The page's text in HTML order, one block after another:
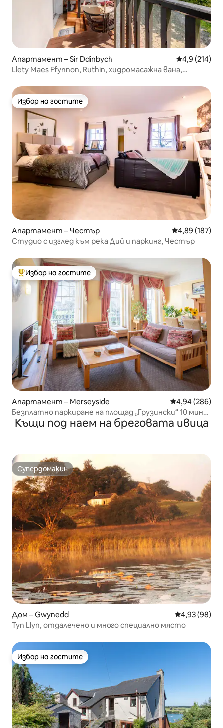
Апартамент – Sir Ddinbych Средна
4,9 (214)
Llety Maes Ffynnon, Ruthin, хидромасажна вана,
Избор на гостите
Избор на гостите
Апартамент – Честър Средна
4,89 (187)
Студио с изглед към река Дий и паркинг, Честър
Най-популярен избор на гостите
Избор на гостите
Апартамент – Merseyside Средна
4,94 (286)
Безплатно паркиране на площад „Грузински“ 10 мин
до CC
Къщи под наем на бреговата ивица
Супердомакин
Супердомакин
Дом – Gwynedd Средна
4,93 (98)
Tyn Llyn, отдалечено и много специално място
Избор на гостите
Избор на гостите